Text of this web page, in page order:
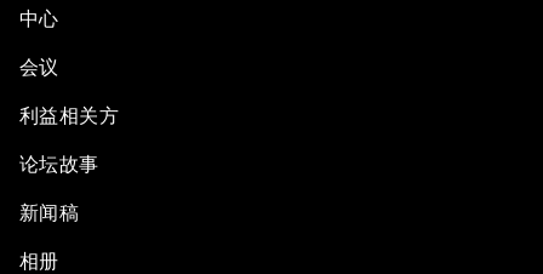
中心
会议
利益相关方
论坛故事
新闻稿
相册